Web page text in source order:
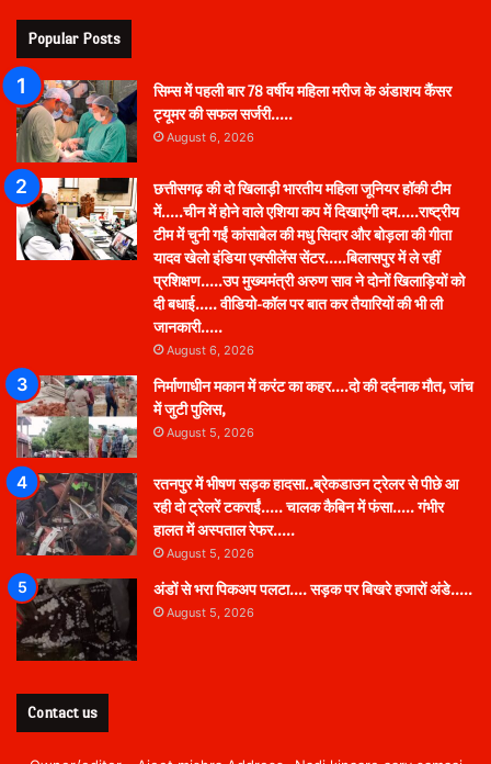
Popular Posts
सिम्स में पहली बार 78 वर्षीय महिला मरीज के अंडाशय कैंसर
ट्यूमर की सफल सर्जरी…..
August 6, 2026
छत्तीसगढ़ की दो खिलाड़ी भारतीय महिला जूनियर हॉकी टीम
में…..चीन में होने वाले एशिया कप में दिखाएंगी दम…..राष्ट्रीय
टीम में चुनी गईं कांसाबेल की मधु सिदार और बोड़ला की गीता
यादव खेलो इंडिया एक्सीलेंस सेंटर…..बिलासपुर में ले रहीं
प्रशिक्षण…..उप मुख्यमंत्री अरुण साव ने दोनों खिलाड़ियों को
दी बधाई….. वीडियो-कॉल पर बात कर तैयारियों की भी ली
जानकारी…..
August 6, 2026
निर्माणाधीन मकान में करंट का कहर….दो की दर्दनाक मौत, जांच
में जुटी पुलिस,
August 5, 2026
रतनपुर में भीषण सड़क हादसा..ब्रेकडाउन ट्रेलर से पीछे आ
रही दो ट्रेलरें टकराईं….. चालक कैबिन में फंसा….. गंभीर
हालत में अस्पताल रेफर…..
August 5, 2026
अंडों से भरा पिकअप पलटा…. सड़क पर बिखरे हजारों अंडे…..
August 5, 2026
Contact us